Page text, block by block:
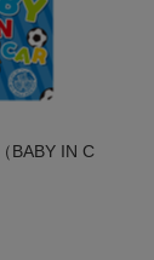
BABY IN C